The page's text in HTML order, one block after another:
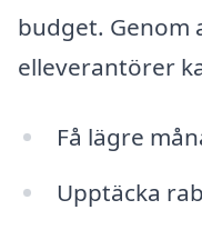
budget. Genom
elleverantörer
Få lägre
Upptäcka